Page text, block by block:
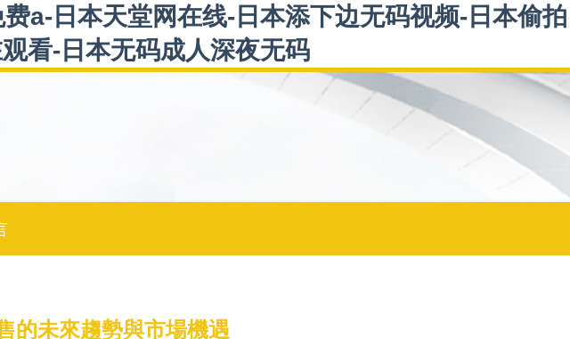
a-日本天堂网在线-日本添下边无码视频-日本偷拍
看-日本无码成人深夜无码
的未來趨勢與市場機遇